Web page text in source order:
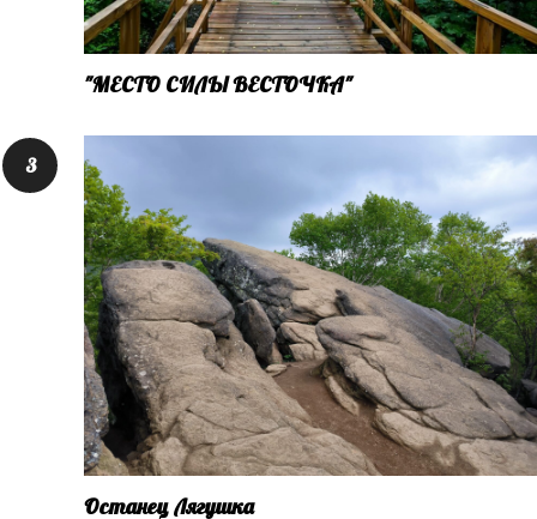
"МЕСТО СИЛЫ ВЕСТОЧКА"
Останец Лягушка